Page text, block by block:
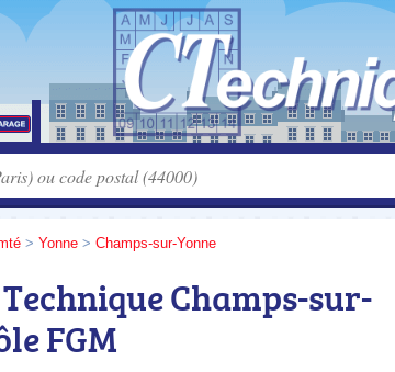
> Yonne > Champs-sur-Yonne
Champs-sur-
FGM